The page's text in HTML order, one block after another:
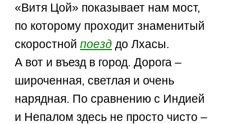
«Витя Цой» показывает нам мост,
по которому проходит знаменитый
скоростнойпоезд до Лхасы.
А вот и въезд в город. Дорога –
широченная, светлая и очень
нарядная. По сравнению с Индией
и Непалом здесь не просто чисто –